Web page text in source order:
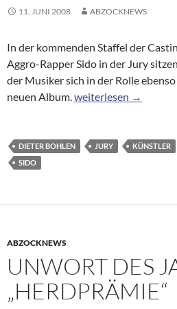
11. JUNI 2008 ABZOCKNEWS
In der kommenden Staffel der
Aggro-Rapper Sido in der Jury
der Musiker sich in der Rolle
neuen Album.Rapper wird
weiterlesen →
DIETER BOHLEN JURY KÜNSTLER
SIDO
ABZOCKNEWS
UNWORT DES
„HERDPRÄMIE“